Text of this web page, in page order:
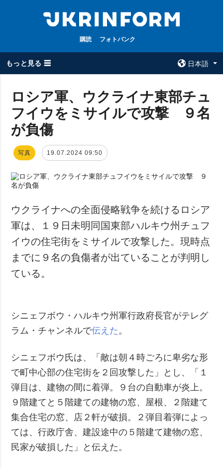
購読 フォトバンク
もっと見る ☰
日本語
全てのトピック
戦争
政治
経済・復興
防衛
社会・文化
スポーツ
犯罪
事故・緊急事態
ウクルインフォ
ルム
追加
写真
動画
ロシア軍、ウクライナ東部チュ
フイウをミサイルで攻撃 ９名
が負傷
写真 19.07.2024 09:50
ウクライナへの全面侵略戦争を続けるロシア
軍は、１９日未明同国東部ハルキウ州チュフ
イウの住宅街をミサイルで攻撃した。現時点
までに９名の負傷者が出ていることが判明し
ている。
シニェフボウ・ハルキウ州軍行政府長官がテレグ
ラム・チャンネルで伝えた 。
シニェフボウ氏は、「敵は朝４時ごろに卑劣な形
で町中心部の住宅街を２回攻撃した」とし、「１
弾目は、建物の間に着弾。９台の自動車が炎上。
９階建てと５階建ての建物の窓、屋根、２階建て
集合住宅の窓、店２軒が破損。２弾目着弾によっ
ては、行政庁舎、建設途中の５階建て建物の窓、
民家が破損した」と伝えた。